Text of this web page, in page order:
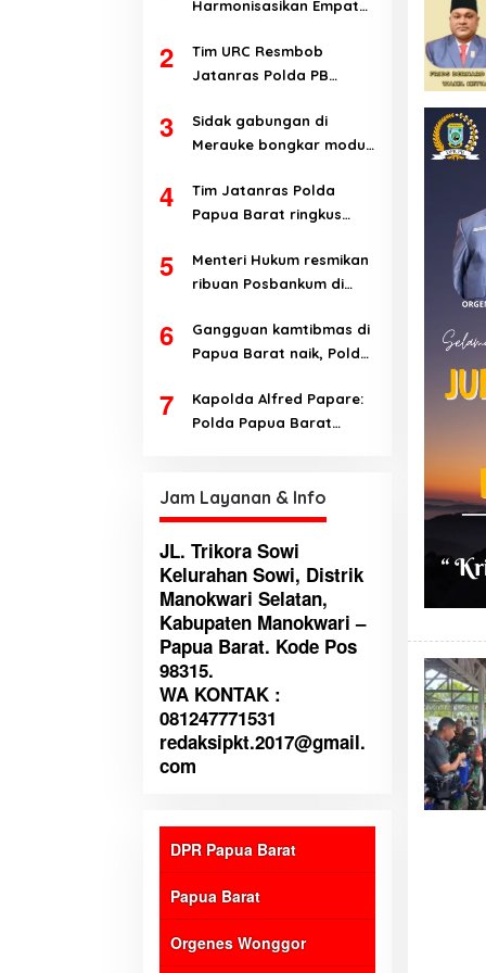
Harmonisasikan Empat
Teluk Wondama
2
Tim URC Resmbob
Jatanras Polda PB
curanmor di Manokwari
3
Sidak gabungan di
Merauke bongkar modus
subsidi
4
Tim Jatanras Polda
Papua Barat ringkus
5
Menteri Hukum resmikan
ribuan Posbankum di
Barat Daya
6
Gangguan kamtibmas di
Papua Barat naik, Polda
7
Kapolda Alfred Papare:
Polda Papua Barat
Jam Layanan & Info
JL. Trikora Sowi
Kelurahan Sowi, Distrik
Manokwari Selatan,
Kabupaten Manokwari –
Papua Barat. Kode Pos
98315.
WA KONTAK :
081247771531
redaksipkt.2017@gmail.
com
DPR Papua Barat
Papua Barat
Orgenes Wonggor